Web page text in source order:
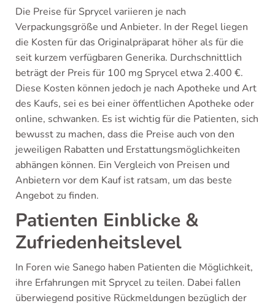
Die Preise für Sprycel variieren je nach
Verpackungsgröße und Anbieter. In der Regel liegen
die Kosten für das Originalpräparat höher als für die
seit kurzem verfügbaren Generika. Durchschnittlich
beträgt der Preis für 100 mg Sprycel etwa 2.400 €.
Diese Kosten können jedoch je nach Apotheke und Art
des Kaufs, sei es bei einer öffentlichen Apotheke oder
online, schwanken. Es ist wichtig für die Patienten, sich
bewusst zu machen, dass die Preise auch von den
jeweiligen Rabatten und Erstattungsmöglichkeiten
abhängen können. Ein Vergleich von Preisen und
Anbietern vor dem Kauf ist ratsam, um das beste
Angebot zu finden.
Patienten Einblicke &
Zufriedenheitslevel
In Foren wie Sanego haben Patienten die Möglichkeit,
ihre Erfahrungen mit Sprycel zu teilen. Dabei fallen
überwiegend positive Rückmeldungen bezüglich der